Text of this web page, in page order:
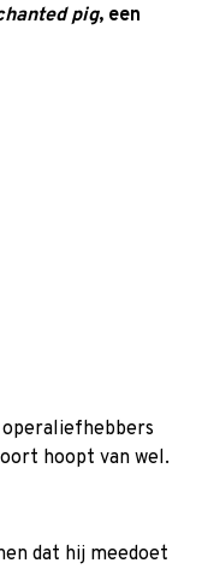
pig, een
hoopt van wel.
dat hij meedoet